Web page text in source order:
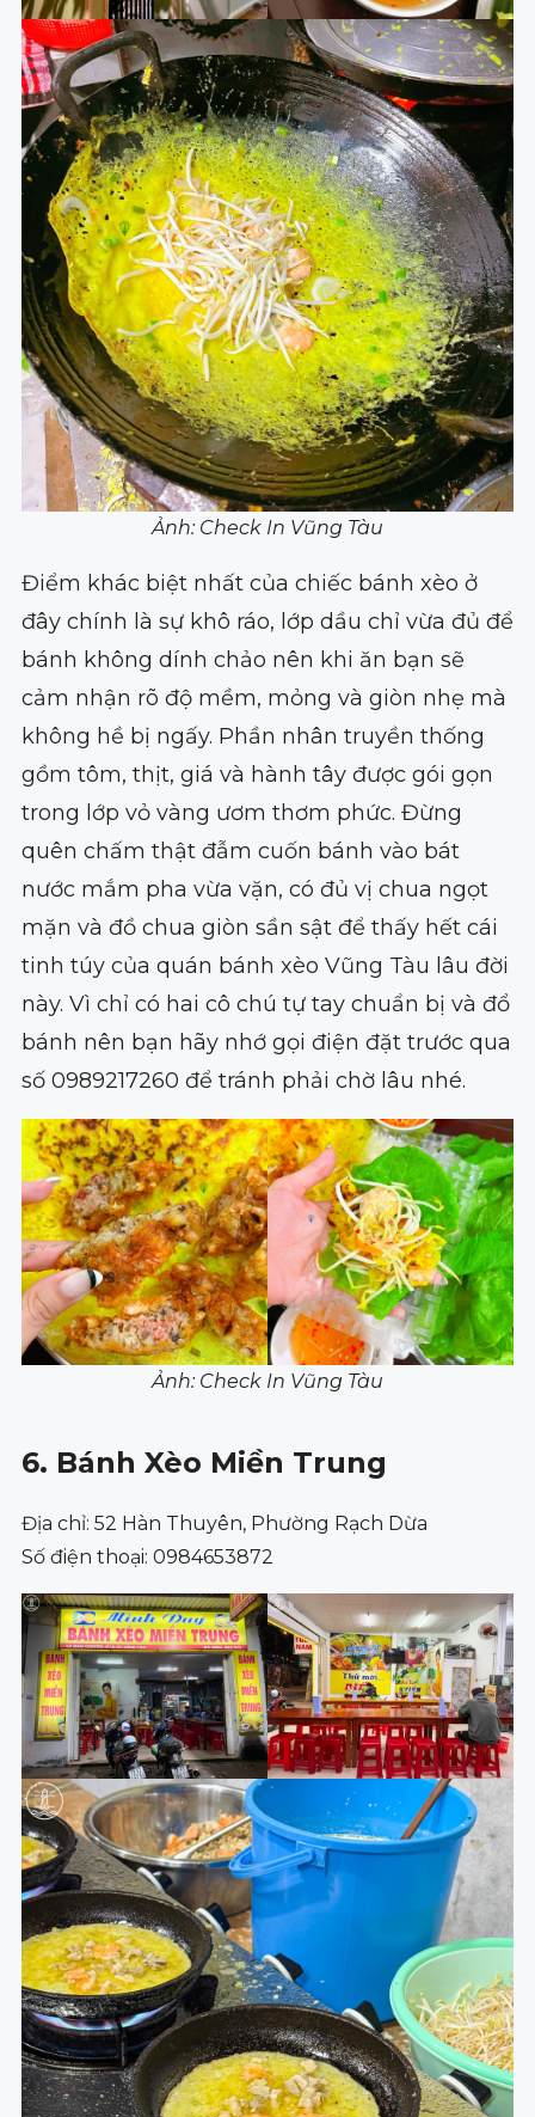
Ảnh: Check In Vũng Tàu
Điểm khác biệt nhất của chiếc bánh xèo ở
đây chính là sự khô ráo, lớp dầu chỉ vừa đủ để
bánh không dính chảo nên khi ăn bạn sẽ
cảm nhận rõ độ mềm, mỏng và giòn nhẹ mà
không hề bị ngấy. Phần nhân truyền thống
gồm tôm, thịt, giá và hành tây được gói gọn
trong lớp vỏ vàng ươm thơm phức. Đừng
quên chấm thật đẫm cuốn bánh vào bát
nước mắm pha vừa vặn, có đủ vị chua ngọt
mặn và đồ chua giòn sần sật để thấy hết cái
tinh túy của quán bánh xèo Vũng Tàu lâu đời
này. Vì chỉ có hai cô chú tự tay chuẩn bị và đổ
bánh nên bạn hãy nhớ gọi điện đặt trước qua
số 0989217260 để tránh phải chờ lâu nhé.
Ảnh: Check In Vũng Tàu
6. Bánh Xèo Miền Trung
Địa chỉ: 52 Hàn Thuyên, Phường Rạch Dừa
Số điện thoại: 0984653872